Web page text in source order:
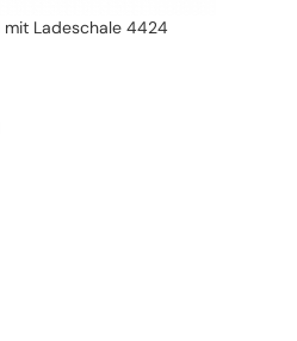
mit Ladeschale 4424